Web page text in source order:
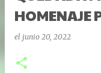
HOMENAJE
el junio 20, 2022